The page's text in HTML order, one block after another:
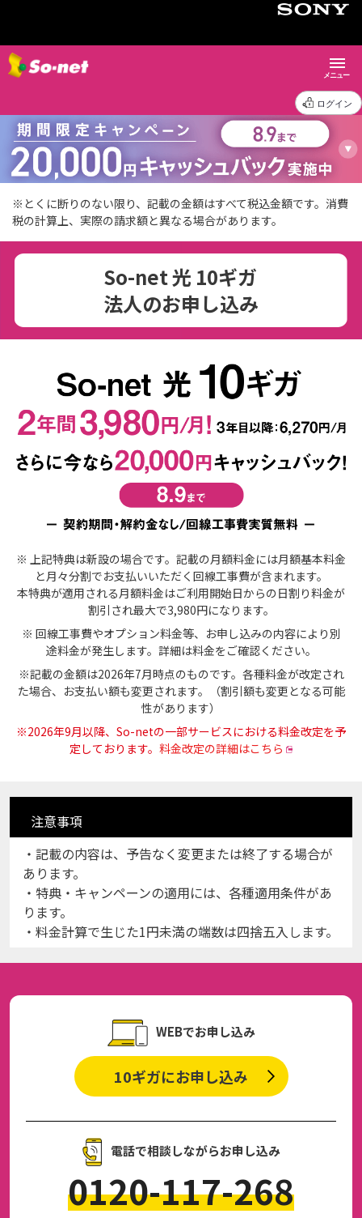
メニュー
ログイン
※とくに断りのない限り、記載の金額はすべて税込金額です。消費
税の計算上、実際の請求額と異なる場合があります。
So-net 光 10ギガ
法人のお申し込み
※ 上記特典は新設の場合です。記載の月額料金には月額基本料金
と月々分割でお支払いいただく回線工事費が含まれます。
本特典が適用される月額料金はご利用開始日からの日割り料金が
割引され最大で3,980円になります。
※ 回線工事費やオプション料金等、お申し込みの内容により別
途料金が発生します。詳細は料金をご確認ください。
※記載の金額は2026年7月時点のものです。各種料金が改定され
た場合、お支払い額も変更されます。（割引額も変更となる可能
性があります）
※2026年9月以降、So-netの一部サービスにおける料金改定を予
定しております。 料金改定の詳細はこちら
注意事項
・記載の内容は、予告なく変更または終了する場合が
あります。
・特典・キャンペーンの適用には、各種適用条件があ
ります。
・料金計算で生じた1円未満の端数は四捨五入します。
WEBでお申し込み
10ギガにお申し込み
電話で相談しながらお申し込み
0120-117-268